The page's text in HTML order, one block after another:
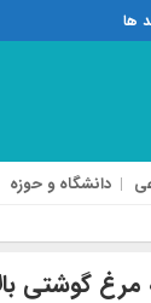
ها
دانشگاه و حوزه
۴۵ روز را کشتار